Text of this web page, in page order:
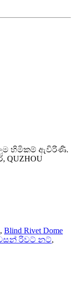
හිමිකම් ඇවිරිණි.
QUZHOU
, Blind Rivet Dome
රිවට් නට්,